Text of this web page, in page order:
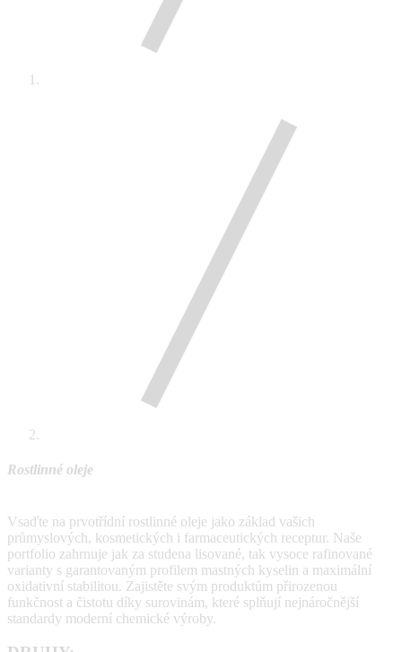
Rostlinné oleje
Vsaďte na prvotřídní rostlinné oleje jako základ vašich
průmyslových, kosmetických i farmaceutických receptur. Naše
portfolio zahrnuje jak za studena lisované, tak vysoce rafinované
varianty s garantovaným profilem mastných kyselin a maximální
oxidativní stabilitou. Zajistěte svým produktům přirozenou
funkčnost a čistotu díky surovinám, které splňují nejnáročnější
standardy moderní chemické výroby.